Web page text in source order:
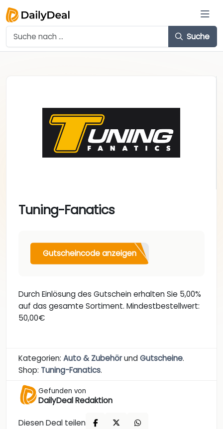
Suche
Tuning-Fanatics
Gutscheincode anzeigen
Durch Einlösung des Gutschein erhalten Sie 5,00%
auf das gesamte Sortiment. Mindestbestellwert:
50,00€
Kategorien: Auto & ZubehörundGutscheine.
Shop: Tuning-Fanatics.
Gefunden von
DailyDeal Redaktion
Diesen Deal teilen